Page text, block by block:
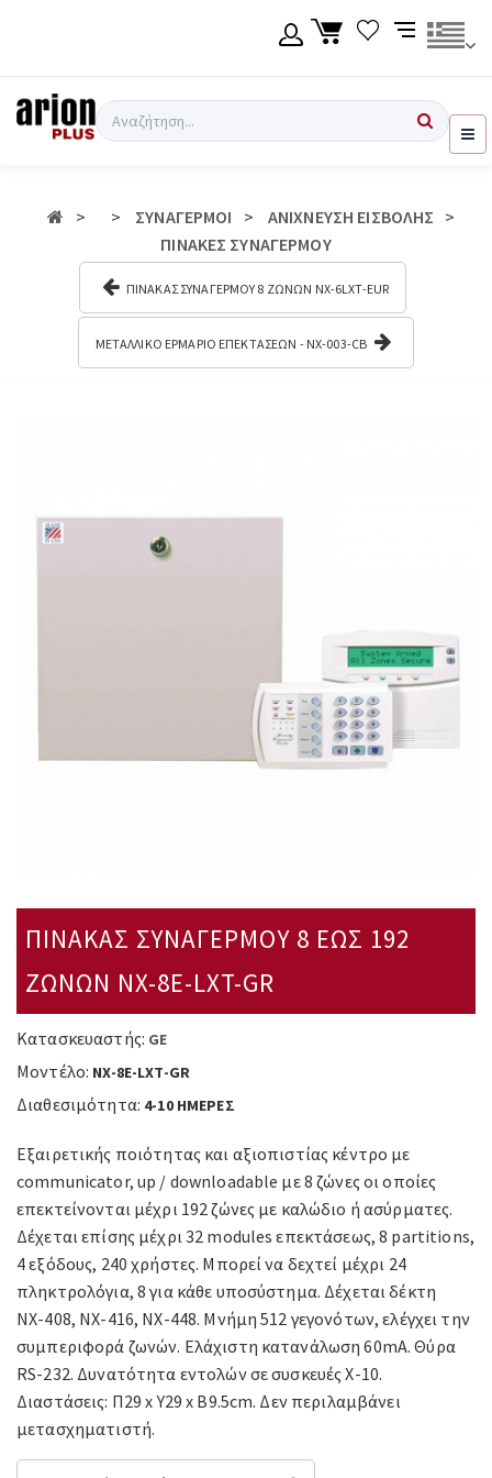
Σύνδεση χρήση
English
Αναζήτηση
ΣΥΝΑΓΕΡΜΟΙ
ΑΝΙΧΝΕΥΣΗ ΕΙΣΒΟΛΗΣ
ΠΙΝΑΚΕΣ ΣΥΝΑΓΕΡΜΟΥ
ΠΙΝΑΚΑΣ ΣΥΝΑΓΕΡΜΟΥ 8 ΖΩΝΩΝ NX-6LXT-EUR
ΜΕΤΑΛΛΙΚΟ ΕΡΜΑΡΙΟ ΕΠΕΚΤΑΣΕΩΝ - NX-003-CB
ΠΙΝΑΚΑΣ ΣΥΝΑΓΕΡΜΟΥ 8 ΕΩΣ 192
ΖΩΝΩΝ NX-8E-LXT-GR
Κατασκευαστής: GE
Μοντέλο: NX-8E-LXT-GR
Διαθεσιμότητα: 4-10 ΗΜΕΡΕΣ
Εξαιρετικής ποιότητας και αξιοπιστίας κέντρο με
communicator, up / downloadable με 8 ζώνες οι οποίες
επεκτείνονται μέχρι 192 ζώνες με καλώδιο ή ασύρματες.
Δέχεται επίσης μέχρι 32 modules επεκτάσεως, 8 partitions,
4 εξόδους, 240 χρήστες. Μπορεί να δεχτεί μέχρι 24
πληκτρολόγια, 8 για κάθε υποσύστημα. Δέχεται δέκτη
ΝΧ-408, ΝΧ-416, ΝΧ-448. Μνήμη 512 γεγονότων, ελέγχει την
συμπεριφορά ζωνών. Ελάχιστη κατανάλωση 60mA. Θύρα
RS-232. Δυνατότητα εντολών σε συσκευές Χ-10.
Διαστάσεις: Π29 x Υ29 x Β9.5cm. Δεν περιλαμβάνει
μετασχηματιστή.